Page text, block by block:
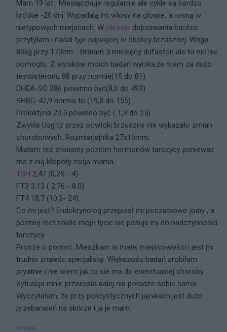
Mam 19 lat . Miesiączkuje regularnie ale cykle są bardzo
krótkie -20 dni. Wypadają mi włosy na głowie, a rosną w
nietypowych miejscach. W okresie dojrzewania bardzo
przytyłam i nadal tyje najwięcej w okolicy brzusznej. Waga
80kg przy 170cm. . Brałam 5 miesięcy dufaston ale to nic nie
pomogło. Z wyników moich badań wynika,że mam za dużo
testosteronu 98 przy normie(15 do 81).
DHEA-SO 286 powinno być(8,6 do 493)
SHBG-42,9 norma to (19,8 do 155)
Prolaktyna 20,5 powinno być ( 1,9 do 25)
Zwykłe Usg tz przez powłoki brzuszne nie wykazało zmian
chorobowych. Rozmiarjajnika 27x16mm.
Miałam tez zrobiony poziom hormonów tarczycy ponieważ
ma z nią kłopoty moja mama.
TSH 2,47 (0,25 - 4)
FT3 3,13 ( 2,76 - 8.0)
FT4 18,7 (10,3- 24).
Co mi jest? Endokrynolog przepisał mi poczatkowo jodiy , a
pózniej metizolale moje tycie nie pasuje mi do nadczynności
tarczycy.
Prosze o pomoc. Mieszkam w małej miejscowości i jest mi
trudno znaleśc specjalistę. Większośc badań zrobiłam
pryatnie i nie wiem jak to sie ma do ewentualnej choroby.
Sytuacja mnie przerosła dalej nie poradze sobie sama.
Wyczytałam, że przy policystycznych jajnikach jest dużo
przebarwień na skórze i ja je mam.
wiwos